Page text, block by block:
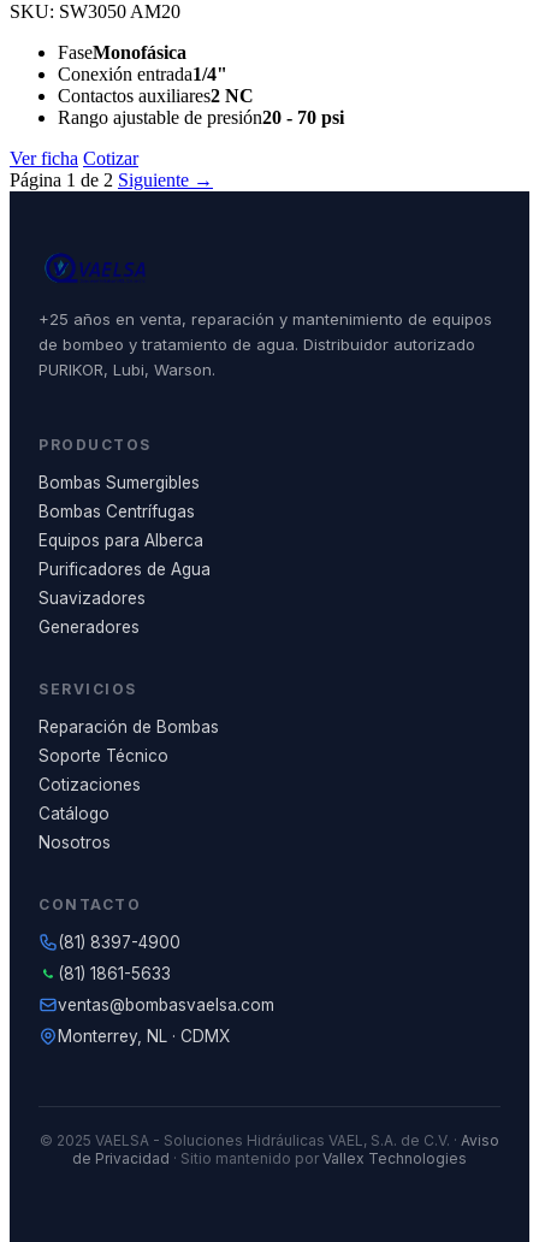
SKU: SW3050 AM20
FaseMonofásica
Conexión entrada1/4"
Contactos auxiliares2 NC
Rango ajustable de presión20 - 70 psi
Ver ficha Cotizar
Página 1 de 2 Siguiente →
+25 años en venta, reparación y mantenimiento de equipos
de bombeo y tratamiento de agua. Distribuidor autorizado
PURIKOR, Lubi, Warson.
PRODUCTOS
Bombas Sumergibles
Bombas Centrífugas
Equipos para Alberca
Purificadores de Agua
Suavizadores
Generadores
SERVICIOS
Reparación de Bombas
Soporte Técnico
Cotizaciones
Catálogo
Nosotros
CONTACTO
(81) 8397-4900
(81) 1861-5633
ventas@bombasvaelsa.com
Monterrey, NL · CDMX
© 2025 VAELSA - Soluciones Hidráulicas VAEL, S.A. de C.V. · Aviso
de Privacidad · Sitio mantenido por Vallex Technologies